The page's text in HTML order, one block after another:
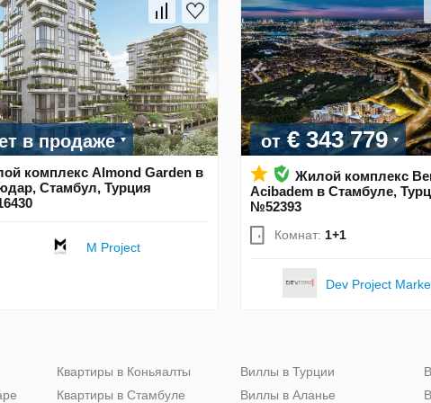
в продаже
комплекс Almond Garden в
Стамбул, Турция
M Project
от€ 343 779
Жилой комплекс
Acibadem в Стамбуле,
№52393
Комнат: 1+1
Dev Project
Квартиры в Коньяалты
Квартиры в Стамбуле
Виллы в Турции
Виллы в Аланье